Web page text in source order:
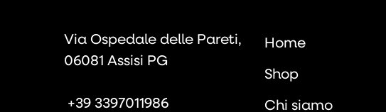
Via Ospedale delle Pareti,
06081 Assisi PG
+39 3397011986
Home
Shop
Chi siamo